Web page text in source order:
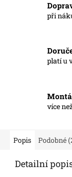
při
platí u
více
Popis Podobné
Detailní